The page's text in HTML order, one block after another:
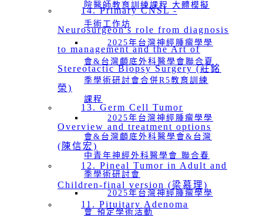
院醫師教育訓練課程 大體模擬
手術工作坊
2025年台灣神經腫瘤學學
會&台灣顱底外科醫學會聯合夏
季學術研討會合併R5教育訓練
課程
2025年台灣神經腫瘤學學
會&台灣顱底外科醫學會&台灣
中青年神經外科醫學會 聯合春
季學術研討會
2025年台灣神經腫瘤學學
會 預定學術活動
14. Primary CNSL -
Neurosurgeon's role from diagnosis
to management and the Art of
Stereotactic Biopsy Surgery (莊銘
榮)
13. Germ Cell Tumor
Overview and treatment options
(陳信宏)
12. Pineal Tumor in Adult and
Children-final version (梁慕理)
11. Pituitary Adenoma